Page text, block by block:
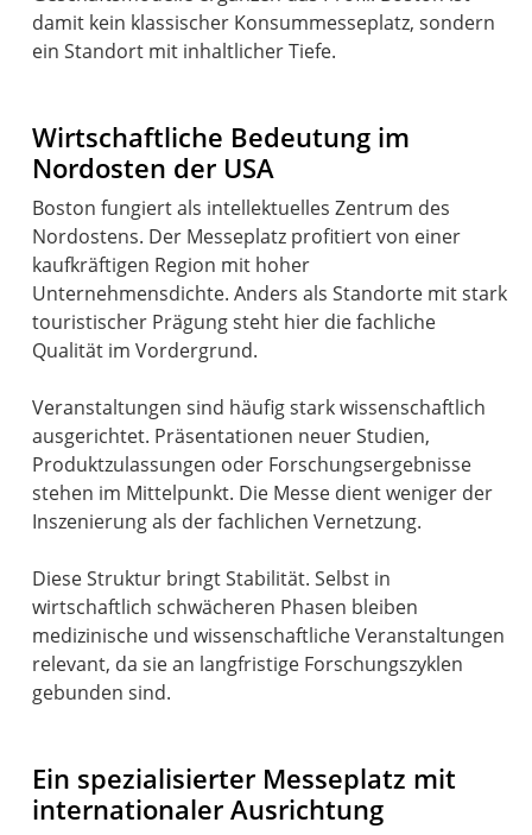
damit kein klassischer Konsummesseplatz, sondern
ein Standort mit inhaltlicher Tiefe.
Wirtschaftliche Bedeutung im
Nordosten der USA
Boston fungiert als intellektuelles Zentrum des
Nordostens. Der Messeplatz profitiert von einer
kaufkräftigen Region mit hoher
Unternehmensdichte. Anders als Standorte mit stark
touristischer Prägung steht hier die fachliche
Qualität im Vordergrund.
Veranstaltungen sind häufig stark wissenschaftlich
ausgerichtet. Präsentationen neuer Studien,
Produktzulassungen oder Forschungsergebnisse
stehen im Mittelpunkt. Die Messe dient weniger der
Inszenierung als der fachlichen Vernetzung.
Diese Struktur bringt Stabilität. Selbst in
wirtschaftlich schwächeren Phasen bleiben
medizinische und wissenschaftliche Veranstaltungen
relevant, da sie an langfristige Forschungszyklen
gebunden sind.
Ein spezialisierter Messeplatz mit
internationaler Ausrichtung